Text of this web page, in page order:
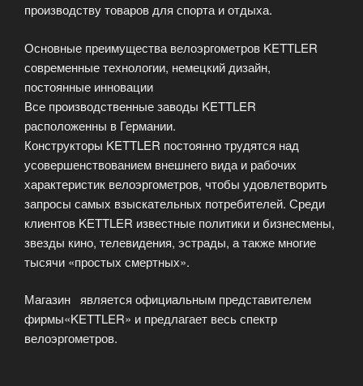
производству товаров для спорта и отдыха.
Основные преимущества велоэргометров KETTLER
современные технологии, немецкий дизайн,
постоянные инновации
Все производственные заводы KETTLER
расположенны в Германии.
Конструкторы KETTLER постоянно трудятся над
усовершенствованием внешнего вида и рабочих
характеристик велоэргометров, чтобы удовлетворить
запросы самых взыскательных потребителей. Среди
клиентов KETTLER известные политики и бизнесмены,
звезды кино, телевидения, эстрады, а также многие
тысячи «простых смертных».
Магазин является официальным представителем
фирмы«KETTLER» и предлагает весь спектр
велоэргометров.